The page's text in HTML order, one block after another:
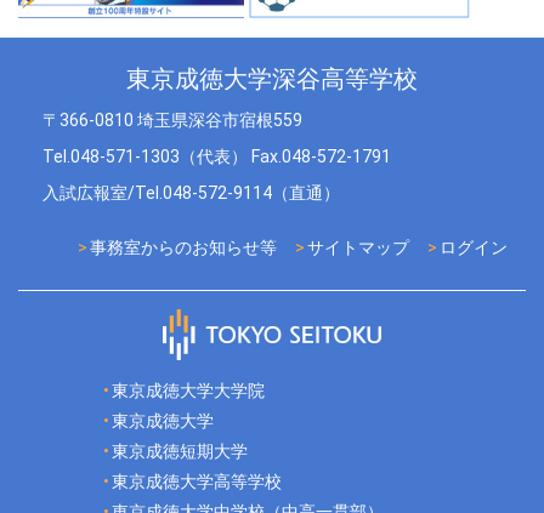
東京成徳大学深谷高等学校
〒366-0810 埼玉県深谷市宿根559
Tel.048-571-1303（代表） Fax.048-572-1791
入試広報室/Tel.048-572-9114（直通）
ログイン
サイトマップ
事務室からのお知らせ等
東京成徳大学大学院
東京成徳大学
東京成徳短期大学
東京成徳大学高等学校